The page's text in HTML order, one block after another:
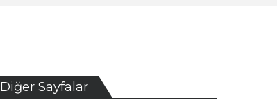
Diğer Sayfalar